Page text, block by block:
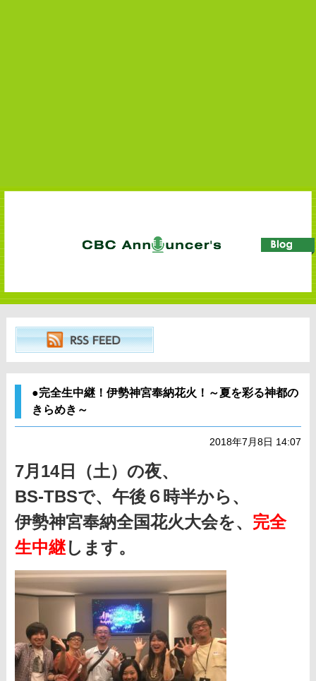
●完全生中継！伊勢神宮奉納花火！～夏を彩る神都の
きらめき～
2018年7月8日 14:07
7月14日（土）の夜、
BS-TBSで、午後６時半から、
伊勢神宮奉納全国花火大会を、 完全
生中継します。